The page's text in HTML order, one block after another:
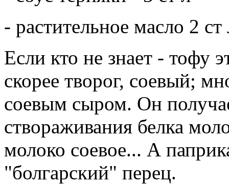
- растительное масло 2 ст
Если кто не знает - тофу
скорее творог, соевый;
соевым сыром. Он
створаживания белка
молоко соевое... А
"болгарский" перец.